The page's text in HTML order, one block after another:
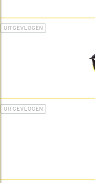
UITGEVLOGEN
UITGEVLOGEN